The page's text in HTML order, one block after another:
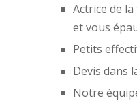
Actrice de
et vous
Petits
Devis dans
Notre